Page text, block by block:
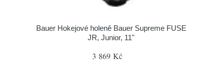
Bauer Hokejové holeně Bauer Supreme FUSE
JR, Junior, 11"
3 869 Kč